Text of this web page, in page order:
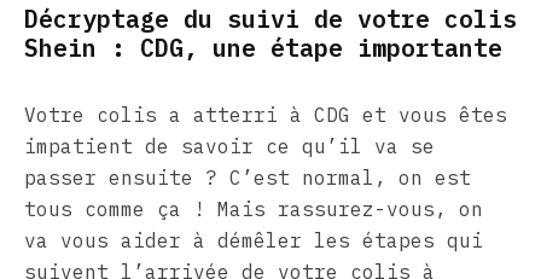
Décryptage du suivi de votre colis
Shein : CDG, une étape importante
Votre colis a atterri à CDG et vous êtes
impatient de savoir ce qu’il va se
passer ensuite ? C’est normal, on est
tous comme ça ! Mais rassurez-vous, on
va vous aider à démêler les étapes qui
suivent l’arrivée de votre colis à